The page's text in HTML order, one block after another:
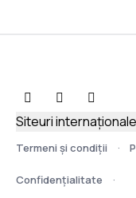
Termeni şi condiţii
Confidențialitate
Siteuri internaționale